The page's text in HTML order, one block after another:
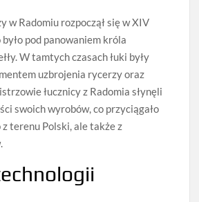
w Radomiu rozpoczął się w XIV
pod panowaniem króla
W tamtych czasach łuki były
uzbrojenia rycerzy oraz
łucznicy z Radomia słynęli
swoich wyrobów, co przyciągało
terenu Polski, ale także z